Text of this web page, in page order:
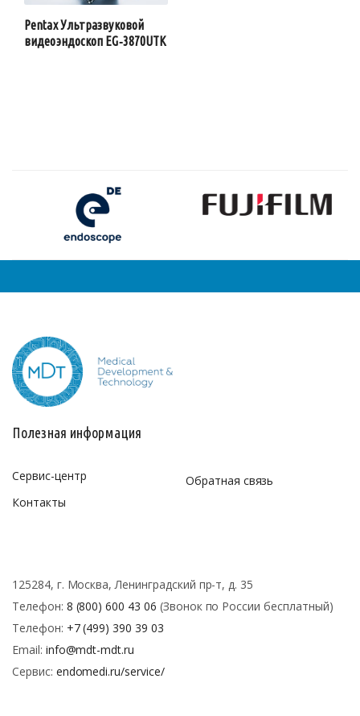
Pentax Ультразвуковой
видеоэндоскоп EG‑3870UTK
Полезная информация
Сервис-центр
Контакты
Обратная связь
125284, г. Москва, Ленинградский пр-т, д. 35
Телефон: 8 (800) 600 43 06 (Звонок по России бесплатный)
Телефон: +7 (499) 390 39 03
Email: info@mdt-mdt.ru
Сервис: endomedi.ru/service/